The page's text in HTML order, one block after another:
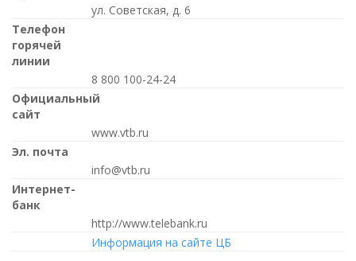
ул. Советская, д. 6
Телефон
горячей
линии
8 800 100-24-24
Официальный
сайт
www.vtb.ru
Эл. почта
info@vtb.ru
Интернет-
банк
http://www.telebank.ru
Информация на сайте ЦБ